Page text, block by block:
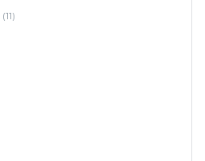
(11)